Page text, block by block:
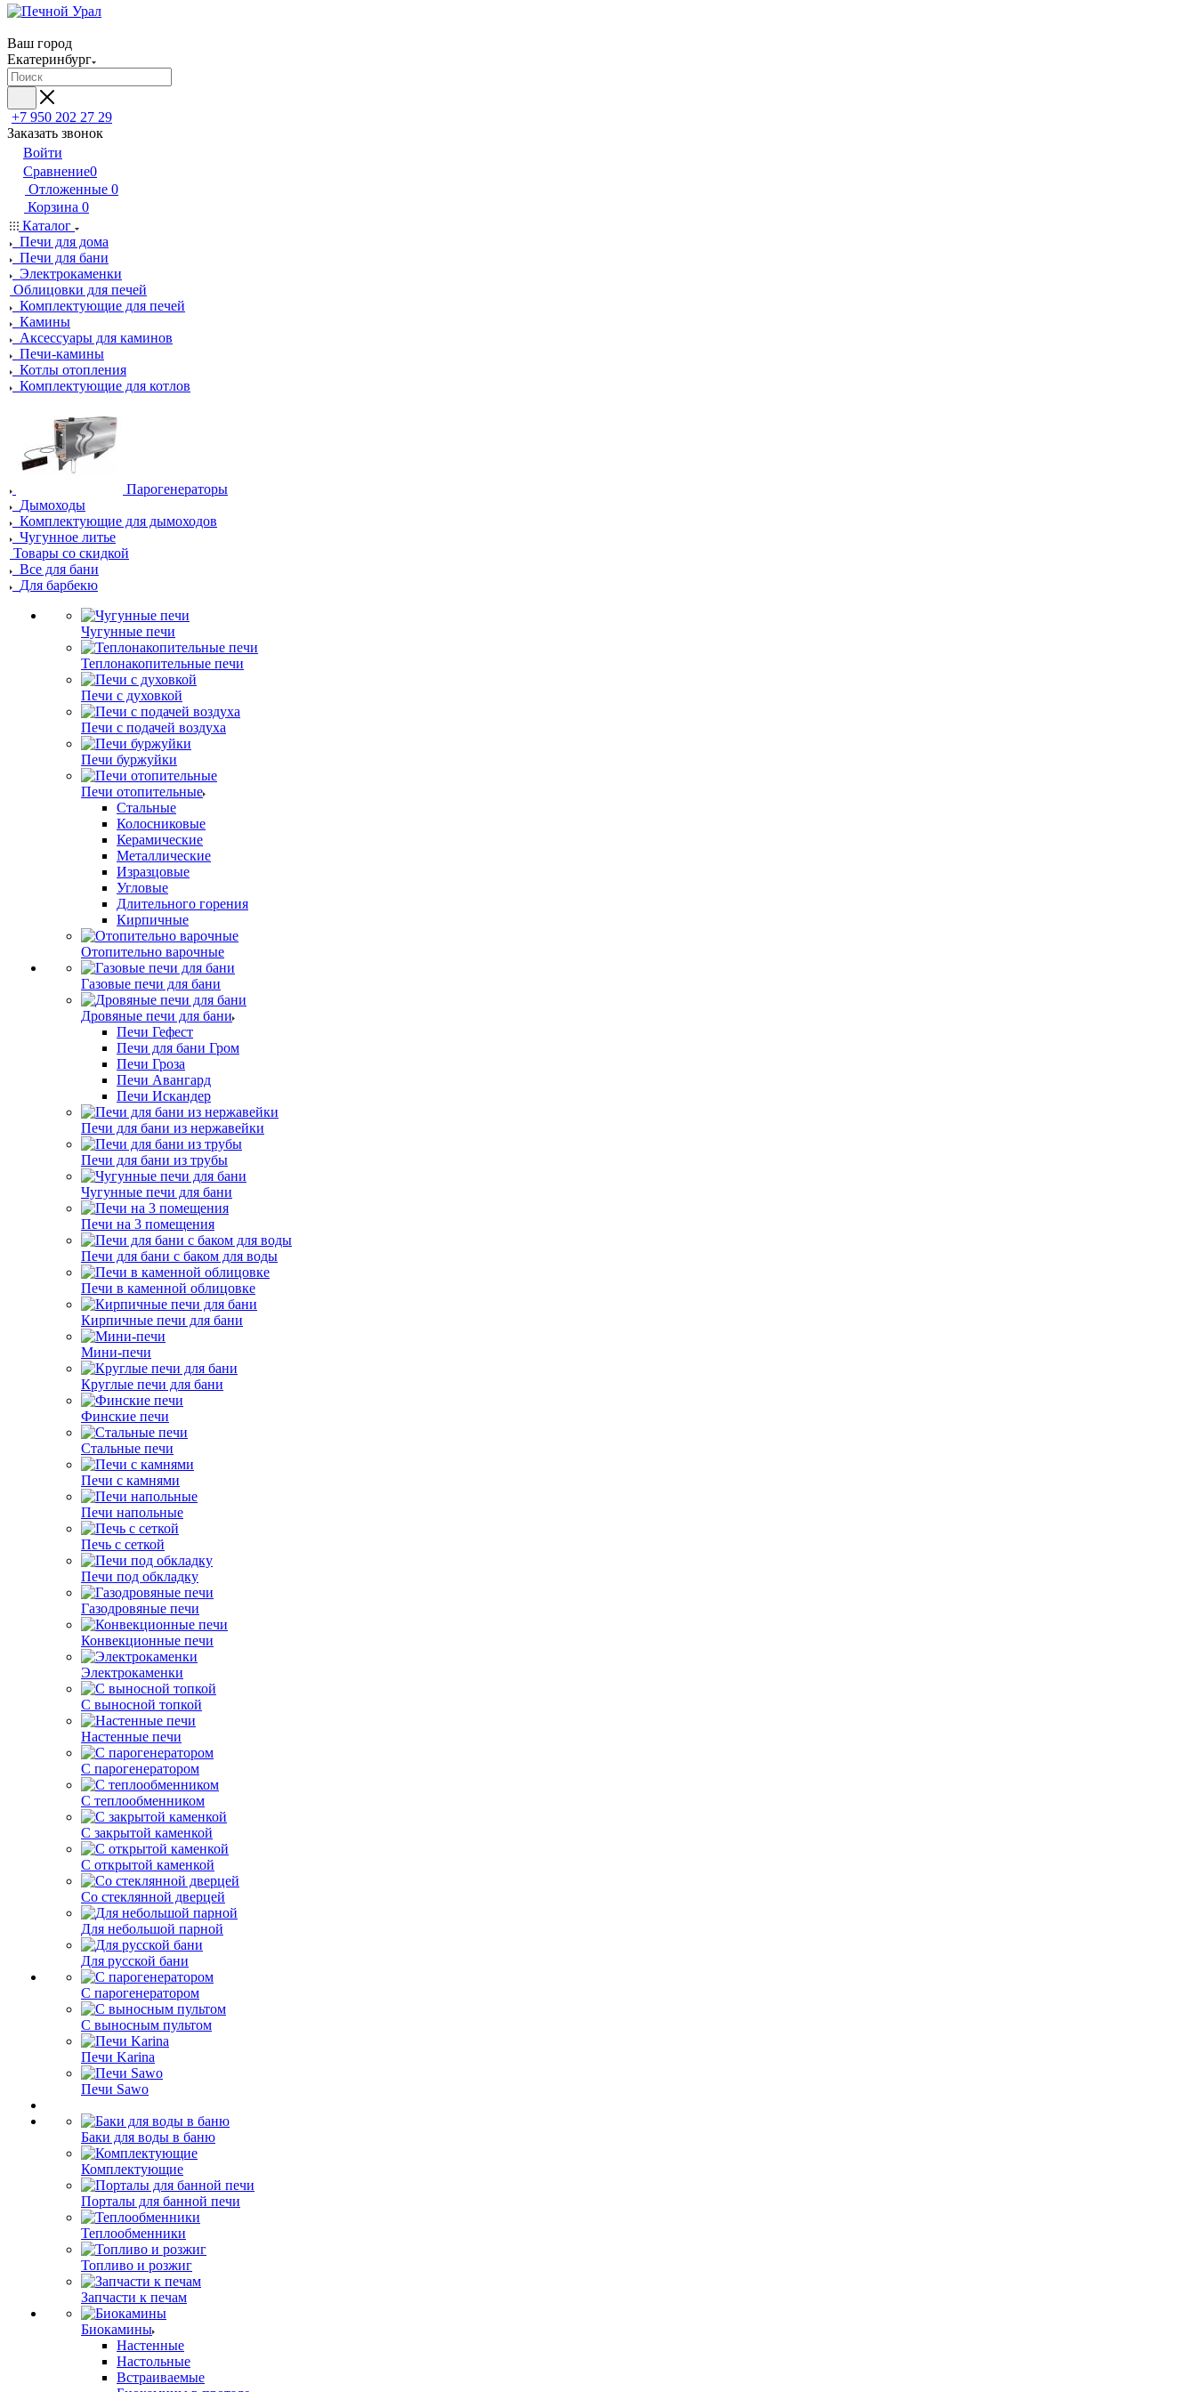
Ваш город
Екатеринбург
+7 950 202 27 29
Заказать звонок
Войти
Сравнение0
Отложенные 0
Корзина 0
Каталог
Печи для дома
Печи для бани
Электрокаменки
Облицовки для печей
Комплектующие для печей
Камины
Аксессуары для каминов
Печи-камины
Котлы отопления
Комплектующие для котлов
Парогенераторы
Дымоходы
Комплектующие для дымоходов
Чугунное литье
Товары со скидкой
Все для бани
Для барбекю
Чугунные печи
Теплонакопительные печи
Печи с духовкой
Печи с подачей воздуха
Печи буржуйки
Печи отопительные
Стальные
Колосниковые
Керамические
Металлические
Изразцовые
Угловые
Длительного горения
Кирпичные
Отопительно варочные
Газовые печи для бани
Дровяные печи для бани
Печи Гефест
Печи для бани Гром
Печи Гроза
Печи Авангард
Печи Искандер
Печи для бани из нержавейки
Печи для бани из трубы
Чугунные печи для бани
Печи на 3 помещения
Печи для бани с баком для воды
Печи в каменной облицовке
Кирпичные печи для бани
Мини-печи
Круглые печи для бани
Финские печи
Стальные печи
Печи с камнями
Печи напольные
Печь с сеткой
Печи под обкладку
Газодровяные печи
Конвекционные печи
Электрокаменки
С выносной топкой
Настенные печи
С парогенератором
С теплообменником
С закрытой каменкой
С открытой каменкой
Со стеклянной дверцей
Для небольшой парной
Для русской бани
С парогенератором
С выносным пультом
Печи Karina
Печи Sawo
Баки для воды в баню
Комплектующие
Порталы для банной печи
Теплообменники
Топливо и розжиг
Запчасти к печам
Биокамины
Настенные
Настольные
Встраиваемые